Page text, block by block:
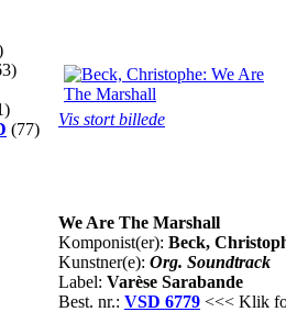
(77)
Vis stort billede
We Are The Marshall
Komponist(er): Beck,
Kunstner(e): Org. Soundtrack
Label: Varèse Sarabande
Best. nr.: VSD 6779 <<< Klik